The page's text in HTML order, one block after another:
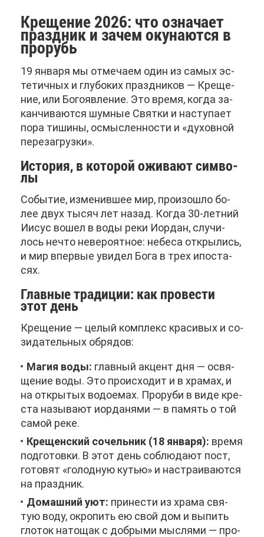
Кре­ще­ние 2026: что озна­ча­ет
празд­ник и за­чем оку­на­ют­ся в
про­рубь
19 ян­ва­ря мы от­ме­ча­ем один из са­мых эс­
те­тич­ных и глу­бо­ких празд­ни­ков — Кре­ще­
ние, или Бо­го­яв­ле­ние. Это вре­мя, ко­гда за­
кан­чи­ва­ют­ся шум­ные Свят­ки и на­сту­па­ет
по­ра ти­ши­ны, осмыс­лен­но­сти и «ду­хов­ной
пе­ре­за­груз­ки».
Ис­то­рия, в ко­то­рой ожи­ва­ют сим­во­
лы
Со­бы­тие, из­ме­нив­шее мир, про­изо­шло бо­
лее двух ты­сяч лет на­зад. Ко­гда 30-лет­ний
Иисус во­шел в во­ды ре­ки Иор­дан, слу­чи­
лось нечто неве­ро­ят­ное: небе­са от­кры­лись,
и мир впер­вые уви­дел Бо­га в трех ипо­ста­
сях.
Глав­ные тра­ди­ции: как про­ве­сти
этот день
Кре­ще­ние — це­лый ком­плекс кра­си­вых и со­
зи­да­тель­ных об­ря­дов:
Ма­гия во­ды: глав­ный ак­цент дня — освя­
ще­ние во­ды. Это про­ис­хо­дит и в хра­мах, и
на от­кры­тых во­до­е­мах. Про­ру­би в ви­де кре­
ста на­зы­ва­ют иор­да­ня­ми — в па­мять о той
са­мой ре­ке.
Кре­щен­ский со­чель­ник (18 ян­ва­ря): вре­мя
под­го­тов­ки. В этот день со­блю­да­ют пост,
го­то­вят «го­лод­ную ку­тью» и на­стра­и­ва­ют­ся
на празд­ник.
До­маш­ний уют: при­не­сти из хра­ма свя­
тую во­ду, окро­пить ею свой дом и вы­пить
гло­ток на­то­щак с доб­ры­ми мыс­ля­ми — про­